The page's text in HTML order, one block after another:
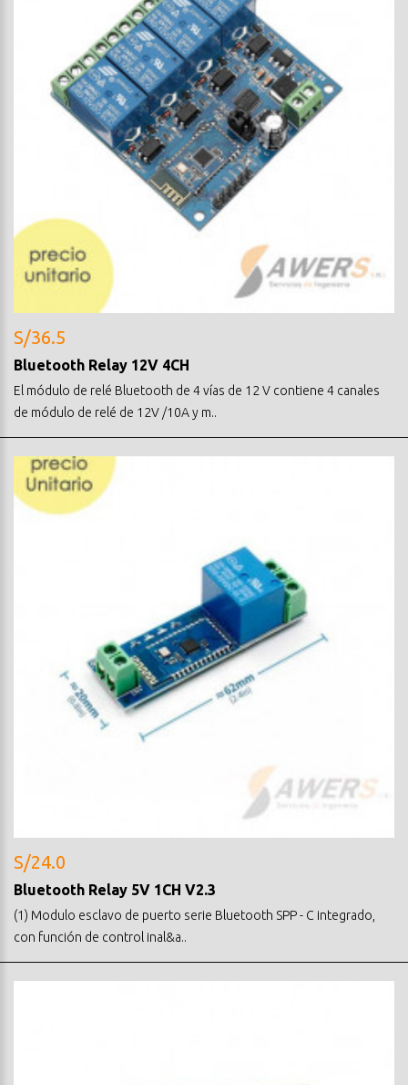
S/36.5
Bluetooth Relay 12V 4CH
El módulo de relé Bluetooth de 4 vías de 12 V contiene 4 canales
de módulo de relé de 12V /10A y m..
S/24.0
Bluetooth Relay 5V 1CH V2.3
(1) Modulo esclavo de puerto serie Bluetooth SPP - C integrado,
con función de control inal&a..